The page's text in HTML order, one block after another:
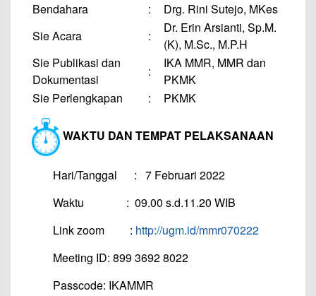
Bendahara
:
Drg. Rini Sutejo, MKes
Sie Acara
:
Dr. Erin Arsianti, Sp.M.
(K), M.Sc., M.P.H
Sie Publikasi dan
Dokumentasi
:
IKA MMR, MMR dan
PKMK
Sie Perlengkapan
: PKMK
WAKTU DAN TEMPAT PELAKSANAAN
Hari/Tanggal : 7 Februari 2022
Waktu : 09.00 s.d.11.20 WIB
Link zoom : http://ugm.id/mmr070222
Meeting ID: 899 3692 8022
Passcode: IKAMMR